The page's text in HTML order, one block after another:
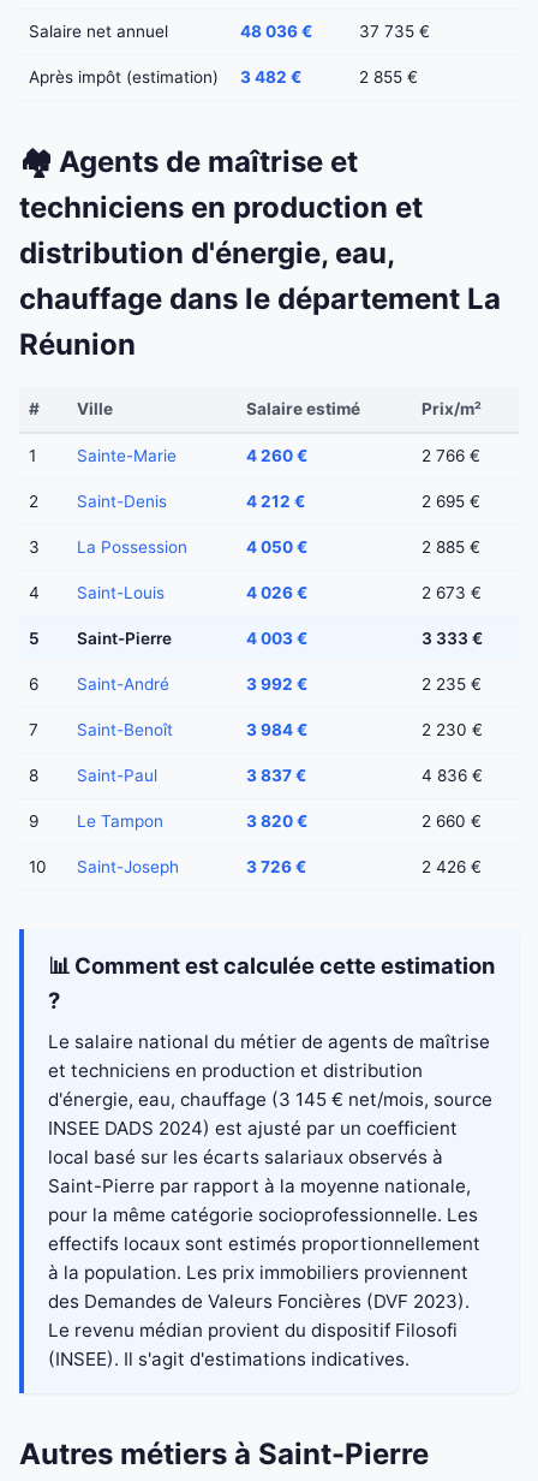
Salaire net annuel 48 036 € 37 735 €
Après impôt (estimation) 3 482 € 2 855 €
🏘️ Agents de maîtrise et
techniciens en production et
distribution d'énergie, eau,
chauffage dans le département La
Réunion
# Ville Salaire estimé Prix/m²
1 Sainte-Marie 4 260 € 2 766 €
2 Saint-Denis 4 212 € 2 695 €
3 La Possession 4 050 € 2 885 €
4 Saint-Louis 4 026 € 2 673 €
5 Saint-Pierre 4 003 € 3 333 €
6 Saint-André 3 992 € 2 235 €
7 Saint-Benoît 3 984 € 2 230 €
8 Saint-Paul 3 837 € 4 836 €
9 Le Tampon 3 820 € 2 660 €
10 Saint-Joseph 3 726 € 2 426 €
📊 Comment est calculée cette estimation
?
Le salaire national du métier de agents de maîtrise
et techniciens en production et distribution
d'énergie, eau, chauffage (3 145 € net/mois, source
INSEE DADS 2024) est ajusté par un coefficient
local basé sur les écarts salariaux observés à
Saint-Pierre par rapport à la moyenne nationale,
pour la même catégorie socioprofessionnelle. Les
effectifs locaux sont estimés proportionnellement
à la population. Les prix immobiliers proviennent
des Demandes de Valeurs Foncières (DVF 2023).
Le revenu médian provient du dispositif Filosofi
(INSEE). Il s'agit d'estimations indicatives.
Autres métiers à Saint-Pierre